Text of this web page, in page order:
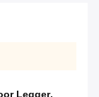
Legger,